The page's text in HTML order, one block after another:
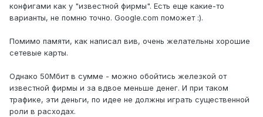
конфигами как у "известной фирмы". Есть еще какие-то
варианты, не помню точно. Google.com поможет :).
Помимо памяти, как написал вив, очень желательны хорошие
сетевые карты.
Однако 50Мбит в сумме - можно обойтись железкой от
известной фирмы и за вдвое меньше денег. И при таком
трафике, эти деньги, по идее не должны играть существенной
роли в расходах.